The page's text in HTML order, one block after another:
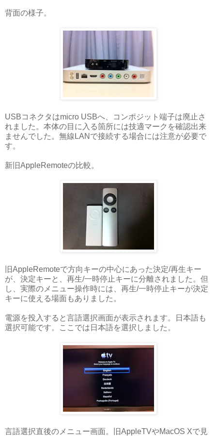
背面の様子。
USBコネクタはmicro USBへ、コンポジット端子は廃止さ
れました。本体の目に入る箇所には技適マークを確認出来
ませんでした。無線LANで接続する場合には注意が必要で
す。
新旧AppleRemoteの比較。
旧AppleRemoteで方向キーの中心にあった決定/再生キー
が、決定キーと、再生/一時停止キーに分離されました。但
し、実際のメニュー操作時には、再生/一時停止キーが決定
キーに使える場面もありました。
電源を投入すると言語選択画面が表示されます。日本語も
選択可能です。ここでは日本語を選択しました。
言語選択直後のメニュー画面。旧AppleTVやMacOS Xで見